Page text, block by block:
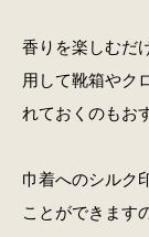
香りを楽しむだ
用して靴箱やク
れておくのもお
巾着へのシルク
ことができます